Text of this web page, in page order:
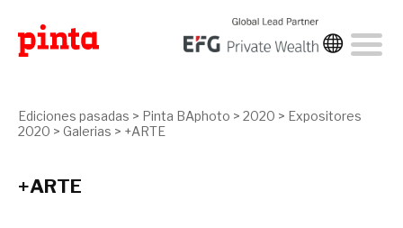
Ediciones pasadas > Pinta BAphoto > 2020 > Expositores
2020 > Galerias > +ARTE
+ARTE